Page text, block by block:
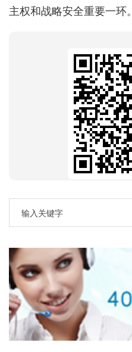
主权和战略安全重要一环。